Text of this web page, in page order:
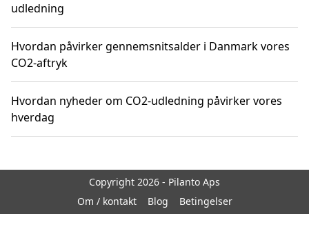
udledning
Hvordan påvirker gennemsnitsalder i Danmark vores
CO2-aftryk
Hvordan nyheder om CO2-udledning påvirker vores
hverdag
Copyright 2026 - Pilanto Aps
Om / kontakt
Blog Betingelser